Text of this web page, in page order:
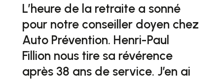
L’heure de la retraite a sonné
pour notre conseiller doyen chez
Auto Prévention. Henri-Paul
Fillion nous tire sa révérence
après 38 ans de service. J’en ai